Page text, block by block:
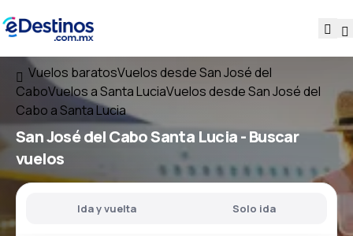
Vuelos baratosVuelos desde San José del
CaboVuelos a Santa LuciaVuelos desde San José del
Cabo a Santa Lucia
San José del Cabo Santa Lucia- Buscar
vuelos
Ida y vuelta Solo ida